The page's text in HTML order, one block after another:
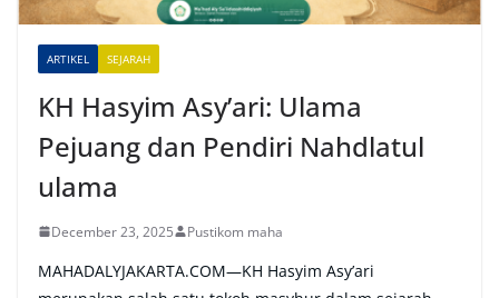
v
ARTIKEL SEJARAH
KH Hasyim Asy’ari: Ulama
Pejuang dan Pendiri Nahdlatul
ulama
December 23, 2025 Pustikom maha
MAHADALYJAKARTA.COM—KH Hasyim Asy’ari